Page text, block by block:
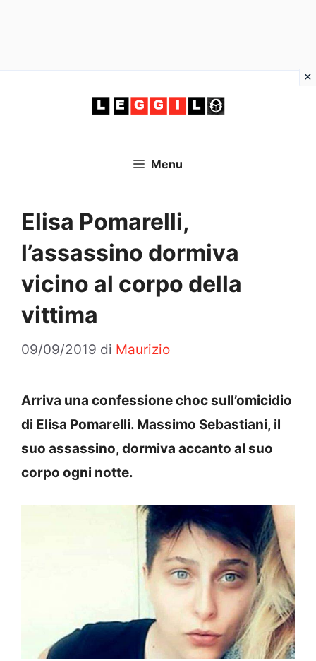
Menu
Elisa Pomarelli,
l’assassino dormiva
vicino al corpo della
vittima
09/09/2019 di Maurizio
Arriva una confessione choc sull’omicidio
di Elisa Pomarelli. Massimo Sebastiani, il
suo assassino, dormiva accanto al suo
corpo ogni notte.